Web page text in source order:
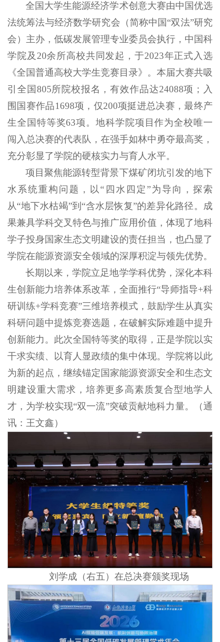
全国大学生能源经济学术创意大赛由中国优选
法统筹法与经济数学研究会（简称中国“双法”研究
会）主办，低碳发展管理专业委员会执行，中国科
学院及20余所高校共同发起，于2023年正式入选
《全国普通高校大学生竞赛目录》。本届大赛共吸
引全国805所院校报名，有效作品达24088项；入
围国赛作品1698项，仅200项挺进总决赛，最终产
生全国特等奖63项。地科学院项目作为全校唯一
闯入总决赛的代表队，在强手如林中勇夺最高奖，
充分彰显了学院的硬核实力与育人水平。
项目聚焦能源转型背景下煤矿闭坑引发的地下
水系统重构问题，以“四水四定”为导向，探索
从“地下水枯竭”到“含水层恢复”的差异化路径。成
果兼具学科交叉特色与推广应用价值，体现了地科
学子投身国家生态文明建设的责任担当，也凸显了
学院在能源资源安全领域的深厚积淀与领先优势。
长期以来，学院立足地学学科优势，深化本科
生创新能力培养体系改革，全面推行“导师指导+科
研训练+学科竞赛”三维培养模式，鼓励学生从真实
科研问题中提炼竞赛选题，在破解实际难题中提升
创新能力。此次全国特等奖的取得，正是学院以实
干求实绩、以育人显政绩的集中体现。学院将以此
为新的起点，继续锚定国家能源资源安全和生态文
明建设重大需求，培养更多高素质复合型地学人
才，为学校实现“双一流”突破贡献地科力量。（通
讯：王文鑫）
刘学成（右五）在总决赛颁奖现场